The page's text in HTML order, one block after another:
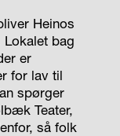
Heinos
bag
er
for lav til
spørger
Teater,
så folk